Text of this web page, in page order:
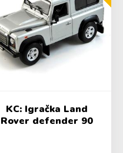
KC: Igračka Land
Rover defender 90